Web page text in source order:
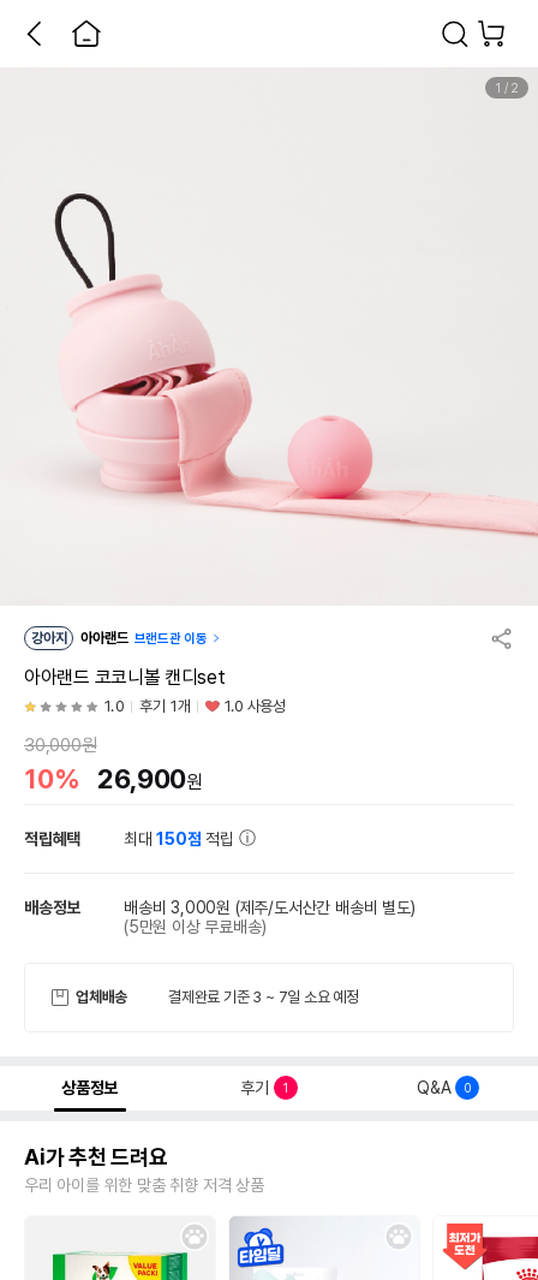
1 / 2
강아지 아아랜드 브랜드관 이동
아아랜드 코코니볼 캔디set
1.0 후기 1개 1.0 사용성
30,000원
10% 26,900원
적립혜택 최대150점 적립
배송정보 배송비 3,000원 (제주/도서산간 배송비 별도)
(5만원 이상 무료배송)
업체배송 결제완료 기준 3 ~ 7일 소요 예정
상품정보 후기 1 Q&A 0
Ai가 추천 드려요
우리 아이를 위한 맞춤 취향 저격 상품